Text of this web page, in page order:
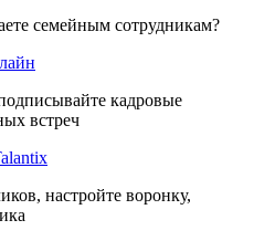
семейным сотрудникам?
кадровые
встреч
настройте воронку,